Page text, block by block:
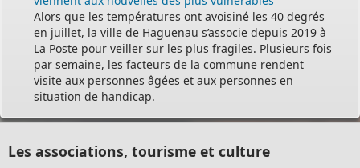
Alors que les températures ont avoisiné les 40 degrés
en juillet, la ville de Haguenau s’associe depuis 2019 à
La Poste pour veiller sur les plus fragiles. Plusieurs fois
par semaine, les facteurs de la commune rendent
visite aux personnes âgées et aux personnes en
situation de handicap.
Les associations, tourisme et culture